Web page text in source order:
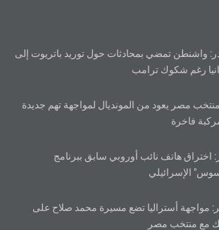
واشنطن تمضي بمحادثات حول توريد باتريوت إلى
رغم شكوك ترامب
مصر يعود من المونديال لمواجهة تهم جديدة
فاخرة
اختراق هاتف نائب أوروبي سابق ببرنامج
الإسرائيلي
مواجهة أستراليا تضع مسيرة محمد صلاح على
مع منتخب مصر